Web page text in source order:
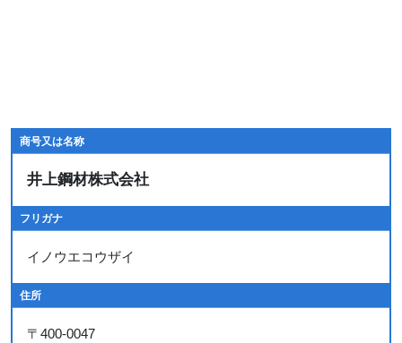
商号又は名称
井上鋼材株式会社
フリガナ
イノウエコウザイ
住所
〒 400-0047